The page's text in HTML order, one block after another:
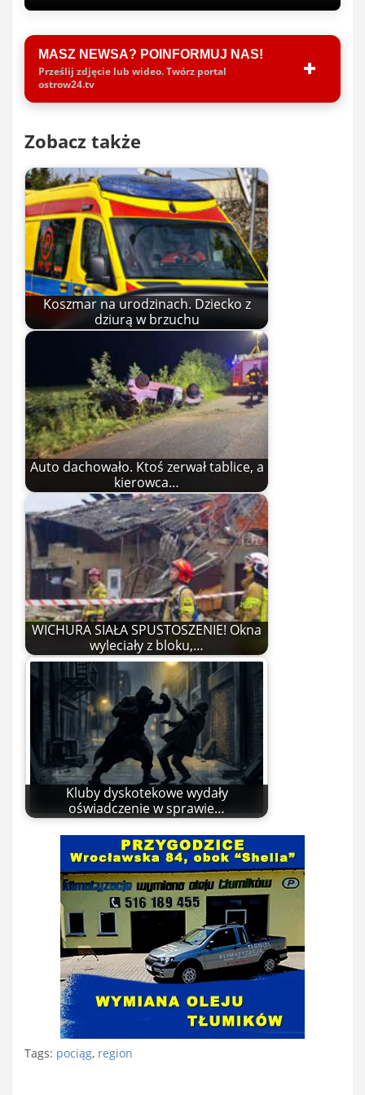
MASZ NEWSA? POINFORMUJ NAS!
Prześlij zdjęcie lub wideo. Twórz portal
ostrow24.tv
Zobacz także
Koszmar na urodzinach. Dziecko z
dziurą w brzuchu
Auto dachowało. Ktoś zerwał tablice, a
kierowca…
WICHURA SIAŁA SPUSTOSZENIE! Okna
wyleciały z bloku,…
Kluby dyskotekowe wydały
oświadczenie w sprawie…
Tags: pociąg, region